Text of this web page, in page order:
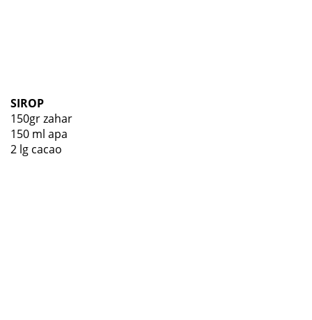
SIROP
150gr zahar
150 ml apa
2 lg cacao